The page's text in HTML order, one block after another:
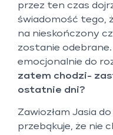
przez ten czas
świadomość tego,
na nieskończony
zostanie
emocjonalnie do
zatem chodzi-
ostatnie dni?
Zawiozłam Jasia
przebąkuje, że nie